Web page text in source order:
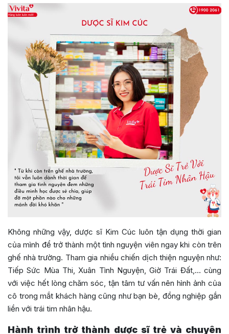
Không những vậy, dược sĩ Kim Cúc luôn tận dụng thời gian
của mình để trở thành một tình nguyện viên ngay khi còn trên
ghế nhà trường. Tham gia nhiều chiến dịch thiện nguyện như:
Tiếp Sức Mùa Thi, Xuân Tình Nguyện, Giờ Trái Đất,… cùng
với việc hết lòng chăm sóc, tận tâm tư vấn nên hình ảnh của
cô trong mắt khách hàng cũng như bạn bè, đồng nghiệp gắn
liền với trái tim nhân hậu.
Hành trình trở thành dược sĩ trẻ và chuyên